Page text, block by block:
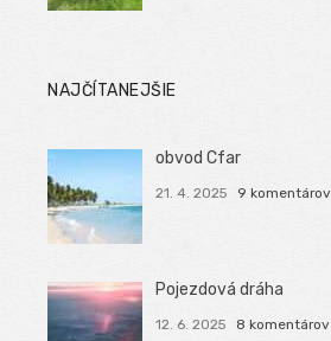
NAJČÍTANEJŠIE
obvod Cfar
21. 4. 2025 9 komentárov
Pojezdová dráha
12. 6. 2025 8 komentárov